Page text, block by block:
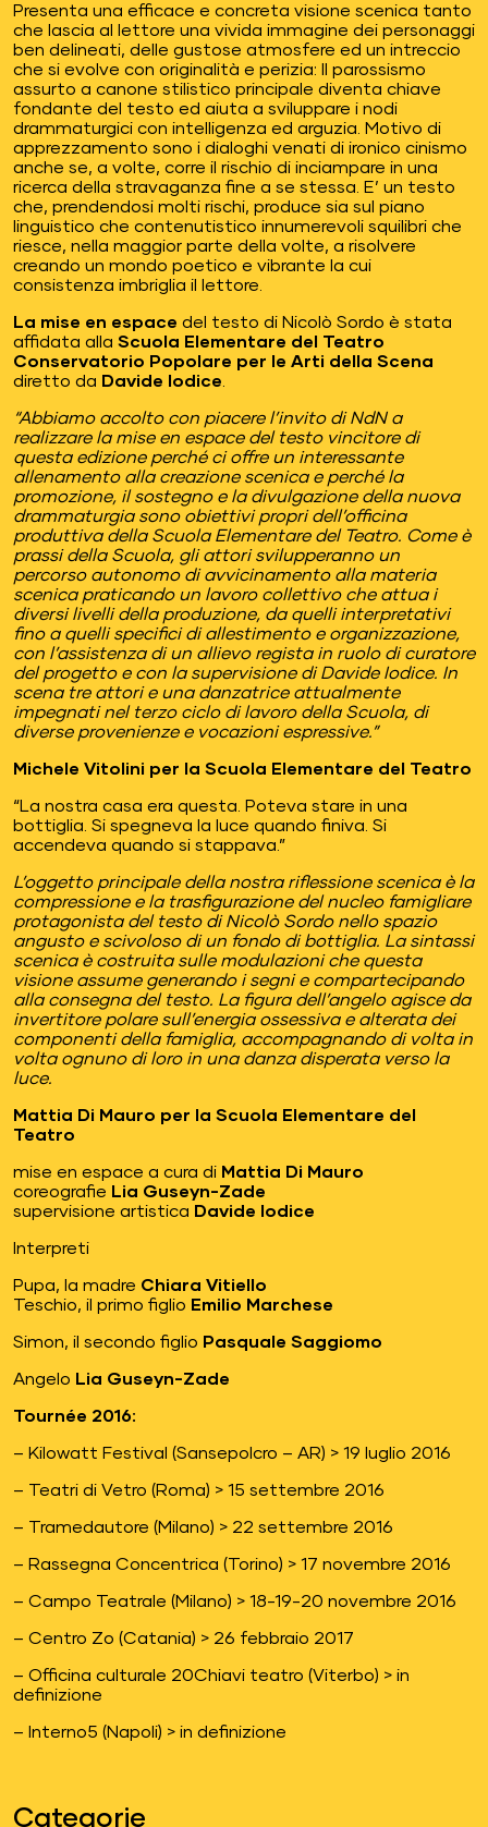
Categorie
Presenta una efficace e concreta visione scenica tanto
che lascia al lettore una vivida immagine dei personaggi
ben delineati, delle gustose atmosfere ed un intreccio
che si evolve con originalità e perizia: Il parossismo
assurto a canone stilistico principale diventa chiave
fondante del testo ed aiuta a sviluppare i nodi
drammaturgici con intelligenza ed arguzia. Motivo di
apprezzamento sono i dialoghi venati di ironico cinismo
anche se, a volte, corre il rischio di inciampare in una
ricerca della stravaganza fine a se stessa. E’ un testo
che, prendendosi molti rischi, produce sia sul piano
linguistico che contenutistico innumerevoli squilibri che
riesce, nella maggior parte della volte, a risolvere
creando un mondo poetico e vibrante la cui
consistenza imbriglia il lettore.
La mise en espace del testo di Nicolò Sordo è stata
affidata alla Scuola Elementare del Teatro
Conservatorio Popolare per le Arti della Scena
diretto da Davide Iodice
“Abbiamo accolto con piacere l’invito di NdN a
realizzare la mise en espace del testo vincitore di
questa edizione perché ci offre un interessante
allenamento alla creazione scenica e perché la
promozione, il sostegno e la divulgazione della nuova
drammaturgia sono obiettivi propri dell’officina
produttiva della Scuola Elementare del Teatro. Come è
prassi della Scuola, gli attori svilupperanno un
percorso autonomo di avvicinamento alla materia
scenica praticando un lavoro collettivo che attua i
diversi livelli della produzione, da quelli interpretativi
fino a quelli specifici di allestimento e organizzazione,
con l’assistenza di un allievo regista in ruolo di curatore
del progetto e con la supervisione di Davide Iodice. In
scena tre attori e una danzatrice attualmente
impegnati nel terzo ciclo di lavoro della Scuola, di
diverse provenienze e vocazioni espressive.”
Michele Vitolini per la Scuola Elementare del Teatro
“La nostra casa era questa. Poteva stare in una
bottiglia. Si spegneva la luce quando finiva. Si
accendeva quando si stappava.”
L’oggetto principale della nostra riflessione scenica è la
compressione e la trasfigurazione del nucleo famigliare
protagonista del testo di Nicolò Sordo nello spazio
angusto e scivoloso di un fondo di bottiglia. La sintassi
scenica è costruita sulle modulazioni che questa
visione assume generando i segni e compartecipando
alla consegna del testo. La figura dell’angelo agisce da
invertitore polare sull’energia ossessiva e alterata dei
componenti della famiglia, accompagnando di volta in
volta ognuno di loro in una danza disperata verso la
luce.
Mattia Di Mauro per la Scuola Elementare del
Teatro
mise en espace a cura di Mattia Di Mauro
coreografie Lia Guseyn-Zade
supervisione artistica Davide Iodice
Interpreti
Pupa, la madre Chiara Vitiello
Teschio, il primo figlio Emilio Marchese
Simon, il secondo figlio Pasquale Saggiomo
Angelo Lia Guseyn-Zade
Tournée 2016:
– Kilowatt Festival (Sansepolcro – AR) > 19 luglio 2016
– Teatri di Vetro (Roma) > 15 settembre 2016
– Tramedautore (Milano) > 22 settembre 2016
– Rassegna Concentrica (Torino) > 17 novembre 2016
– Campo Teatrale (Milano) > 18-19-20 novembre 2016
– Centro Zo (Catania) > 26 febbraio 2017
– Officina culturale 20Chiavi teatro (Viterbo) > in
definizione
– Interno5 (Napoli) > in definizione